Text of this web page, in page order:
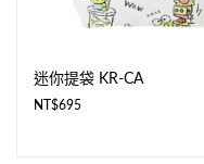
迷你提袋 KR-CA
NT$695